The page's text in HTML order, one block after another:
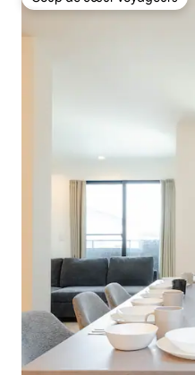
Coup de cœur voyageurs